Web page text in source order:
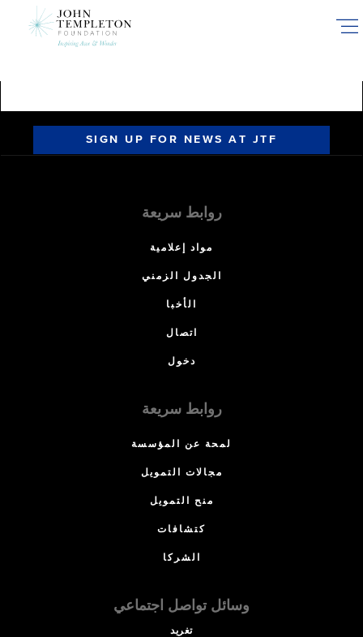
SIGN UP FOR NEWS AT JTF
روابط سريعة
مواد إعلامية
الجدول الزمني
الأخبا
اتصال
دخول
روابط سريعة
لمحة عن المؤسسة
مجالات التمويل
منح التمويل
كتشافات
الشركا
وسائل تواصل اجتماعي
تغريد